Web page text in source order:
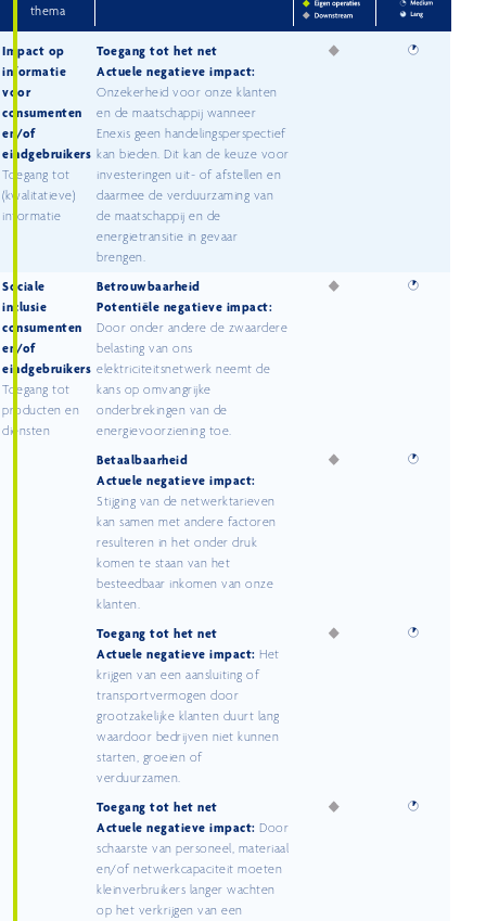
thema
Impact op
informatie
voor
consumenten
en/of
eindgebruikers
Toegang tot
(kwalitatieve)
informatie
Toegang tot het net
Actuele negatieve impact:
Onzekerheid voor onze klanten
en de maatschappij wanneer
Enexis geen handelingsperspectief
kan bieden. Dit kan de keuze voor
investeringen uit- of afstellen en
daarmee de verduurzaming van
de maatschappij en de
energietransitie in gevaar
brengen.
Sociale
inclusie
consumenten
en/of
eindgebruikers
Toegang tot
producten en
diensten
Betrouwbaarheid
Potentiële negatieve impact:
Door onder andere de zwaardere
belasting van ons
elektriciteitsnetwerk neemt de
kans op omvangrijke
onderbrekingen van de
energievoorziening toe.
Betaalbaarheid
Actuele negatieve impact:
Stijging van de netwerktarieven
kan samen met andere factoren
resulteren in het onder druk
komen te staan van het
besteedbaar inkomen van onze
klanten.
Toegang tot het net
Actuele negatieve impact: Het
krijgen van een aansluiting of
transportvermogen door
grootzakelijke klanten duurt lang
waardoor bedrijven niet kunnen
starten, groeien of
verduurzamen.
Toegang tot het net
Actuele negatieve impact: Door
schaarste van personeel, materiaal
en/of netwerkcapaciteit moeten
kleinverbruikers langer wachten
op het verkrijgen van een